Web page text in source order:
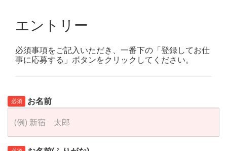
エントリー
必須事項をご記入いただき、一番下の「登録してお仕
事に応募する」ボタンをクリックしてください。
必須 お名前